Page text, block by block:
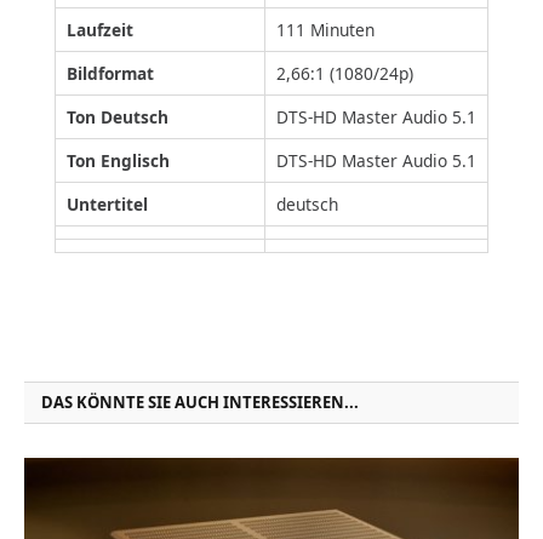
Laufzeit
111 Minuten
Bildformat
2,66:1 (1080/24p)
Ton Deutsch
DTS-HD Master Audio 5.1
Ton Englisch
DTS-HD Master Audio 5.1
Untertitel
deutsch
DAS KÖNNTE SIE AUCH INTERESSIEREN...